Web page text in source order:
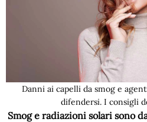
Danni ai capelli da smog e
difendersi. I consigli
Smog e radiazioni solari sono